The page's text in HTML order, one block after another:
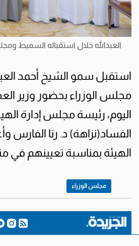
العبدالله خلال استقباله السميط
استقبل سمو الشيخ أحمد
مجلس الوزراء بحضور وزير
اليوم، رئيسة مجلس إدارة
الفساد(نزاهة) د. رنا الفارس
الهيئة بمناسبة تعيينهم في
مجلس الوزراء